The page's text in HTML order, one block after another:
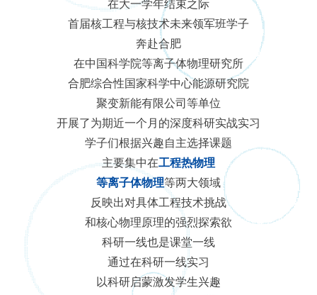
在大一学年结束之际
首届核工程与核技术未来领军班学子
奔赴合肥
在中国科学院等离子体物理研究所
合肥综合性国家科学中心能源研究院
聚变新能有限公司等单位
开展了为期近一个月的深度科研实战实习
学子们根据兴趣自主选择课题
主要集中在工程热物理
等离子体物理等两大领域
反映出对具体工程技术挑战
和核心物理原理的强烈探索欲
科研一线也是课堂一线
通过在科研一线实习
以科研启蒙激发学生兴趣